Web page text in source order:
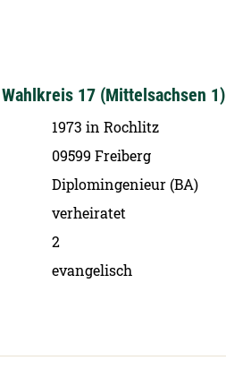
17 (Mittelsachsen 1)
1973 in Rochlitz
09599 Freiberg
Diplomingenieur (BA)
verheiratet
2
evangelisch